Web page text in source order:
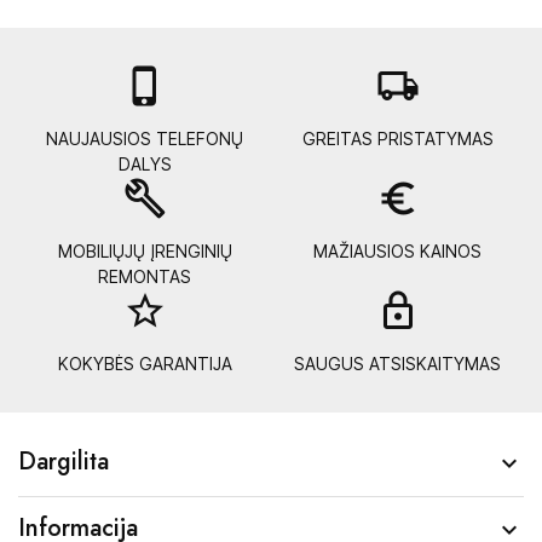

NAUJAUSIOS TELEFONŲ
DALYS
local_shipping
GREITAS PRISTATYMAS
build
MOBILIŲJŲ ĮRENGINIŲ
REMONTAS
euro_symbol
MAŽIAUSIOS KAINOS
star_border
KOKYBĖS GARANTIJA SAUGUS ATSISKAITYMAS
Dargilita 
Informacija 